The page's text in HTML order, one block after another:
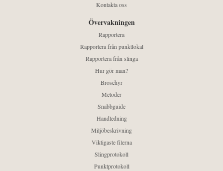
Kontakta oss
Övervakningen
Rapportera
Rapportera från punktlokal
Rapportera från slinga
Hur gör man?
Broschyr
Metoder
Snabbguide
Handledning
Miljöbeskrivning
Viktigaste filerna
Slingprotokoll
Punktprotokoll